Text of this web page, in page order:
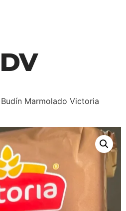
Marmolado Victoria